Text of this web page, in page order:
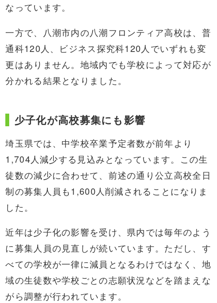
なっています。
一方で、八潮市内の八潮フロンティア高校は、普
通科120人、ビジネス探究科120人でいずれも変
更はありません。地域内でも学校によって対応が
分かれる結果となりました。
少子化が高校募集にも影響
埼玉県では、中学校卒業予定者数が前年より
1,704人減少する見込みとなっています。この生
徒数の減少に合わせて、前述の通り公立高校全日
制の募集人員も1,600人削減されることになりま
した。
近年は少子化の影響を受け、県内では毎年のよう
に募集人員の見直しが続いています。ただし、す
べての学校が一律に減員となるわけではなく、地
域の生徒数や学校ごとの志願状況などを踏まえな
がら調整が行われています。